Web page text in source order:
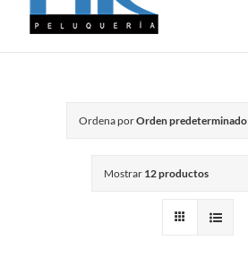
Ordena porOrden predeterminado
Mostrar 12 productos